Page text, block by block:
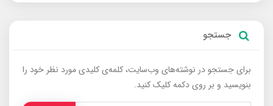
جستجو
برای جستجو در نوشته‌های وب‌سایت، کلمه‌ی کلیدی مورد نظر خود را
بنویسید و بر روی دکمه کلیک کنید.